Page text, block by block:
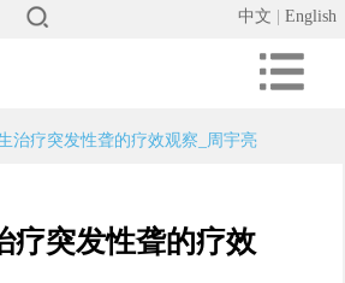
中文 English
治疗突发性聋的疗效观察_周宇亮
疗突发性聋的疗效